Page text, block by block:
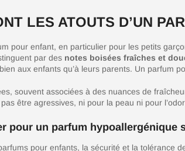
LES ATOUTS D’UN
pour enfant, en particulier pour les petits
par des notes boisées fraîches et
aux enfants qu’à leurs parents. Un parfum
souvent associées à des nuances de
être agressives, ni pour la peau ni pour
pour un parfum hypoallergénique
parfums pour enfants, la sécurité et la